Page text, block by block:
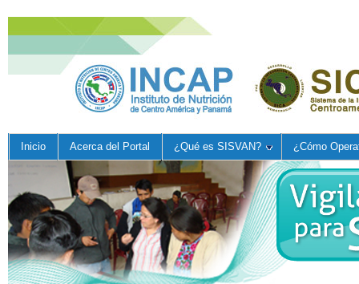
Inicio Acerca del Portal ¿Qué es SISVAN? ¿Cómo